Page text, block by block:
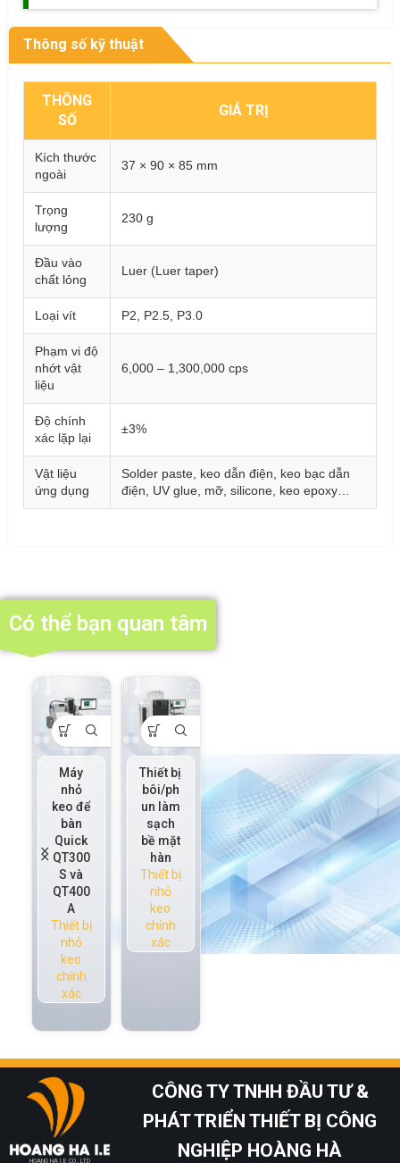
Thông số kỹ thuật
THÔNG
SỐ
GIÁ TRỊ
Kích thước
ngoài
37 × 90 × 85 mm
Trọng
lượng
230 g
Đầu vào
chất lỏng
Luer (Luer taper)
Loại vít P2, P2.5, P3.0
Phạm vi độ
nhớt vật
liệu
6,000 – 1,300,000 cps
Độ chính
xác lặp lại
±3%
Vật liệu
ứng dụng
Solder paste, keo dẫn điện, keo bạc dẫn
điện, UV glue, mỡ, silicone, keo epoxy…
Có thể bạn quan tâm
Máy
nhỏ
keo để
bàn
Quick
QT300
S và
QT400
A
Thiết bị
nhỏ
keo
chính
xác
Thiết bị
bôi/ph
un làm
sạch
bề mặt
hàn
Thiết bị
nhỏ
keo
chính
xác
Thiết bị
lượng
chính
xác on-
line
Quick
QM800
Thiết bị
Thiết bị
nhỏ
keo tự
động
Quick
QM800
A
nhỏ
keo
chính
HOANG HA I.E CO., LTD
CÔNG TY TNHH ĐẦU TƯ &
PHÁT TRIỂN THIẾT BỊ CÔNG
NGHIỆP HOÀNG HÀ